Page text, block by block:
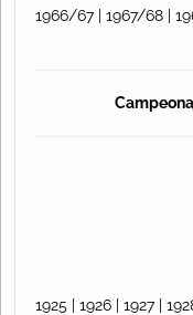
1966/67 | 1967/68 |
1925 | 1926 | 1927 |